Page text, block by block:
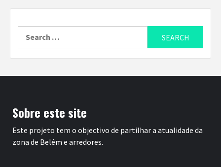
Sobre este site
Este projeto tem o objectivo de partilhar a atualidade da
zona de Belém e arredores.